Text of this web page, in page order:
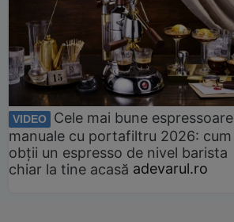
VIDEO
Cele mai bune espressoare
manuale cu portafiltru 2026: cum
obții un espresso de nivel barista
chiar la tine acasă adevarul.ro